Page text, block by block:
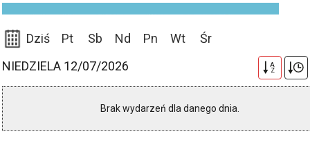
Dziś Pt Sb Nd Pn Wt
Śr
NIEDZIELA 12/07/2026
A
Z
Brak wydarzeń dla danego dnia.